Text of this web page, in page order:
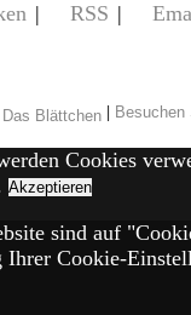
| RSS |
|
Cookies
Akzeptieren
sind auf
Ihrer Cookie-